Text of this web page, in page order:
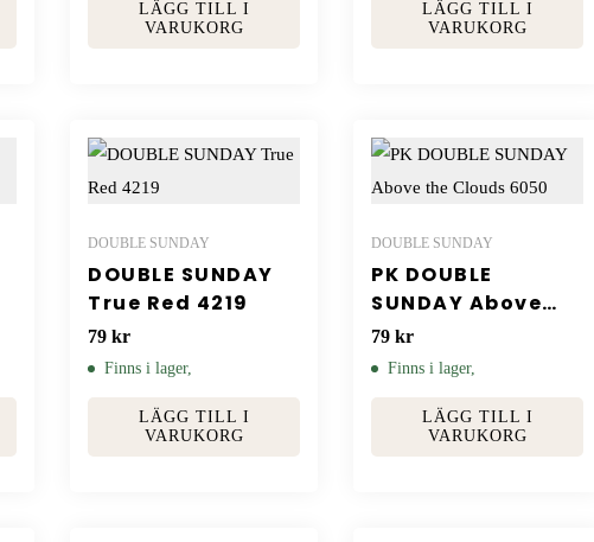
LÄGG TILL I
VARUKORG
LÄGG TILL I
VARUKORG
DOUBLE SUNDAY
DOUBLE SUNDAY
True Red 4219
79kr
Finns i lager,
LÄGG TILL I
VARUKORG
DOUBLE SUNDAY
PK DOUBLE
SUNDAY Above
the Clouds 6050
79kr
Finns i lager,
LÄGG TILL I
VARUKORG